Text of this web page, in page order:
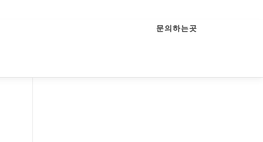
문의하는곳